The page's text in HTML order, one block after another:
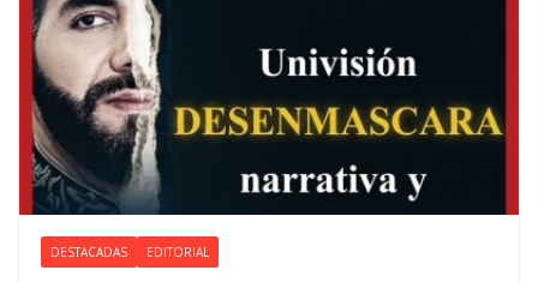
DESTACADAS EDITORIAL